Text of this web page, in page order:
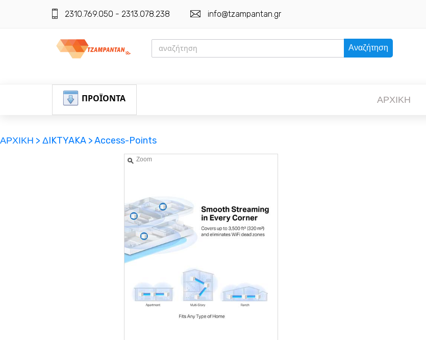
2310.769.050 - 2313.078.238 info@tzampantan.gr
Αναζήτηση
ΠΡΟΪΟΝΤΑ ΑΡΧΙΚΗ
ΑΡΧΙΚΗ > ΔIKTYAKA >Access-Points
Zoom